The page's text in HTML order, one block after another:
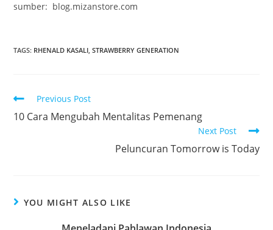
sumber: blog.mizanstore.com
TAGS: RHENALD KASALI, STRAWBERRY GENERATION
Previous Post
10 Cara Mengubah Mentalitas Pemenang
Next Post
Peluncuran Tomorrow is Today
YOU MIGHT ALSO LIKE